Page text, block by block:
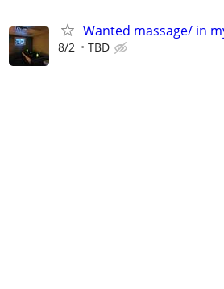
Wanted massage/ in
8/2 TBD